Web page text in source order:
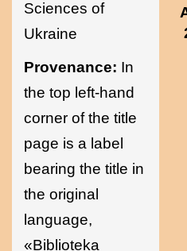
Sciences of
Ukraine
Provenance: In
the top left-hand
corner of the title
page is a label
bearing the title in
the original
language,
«Biblioteka